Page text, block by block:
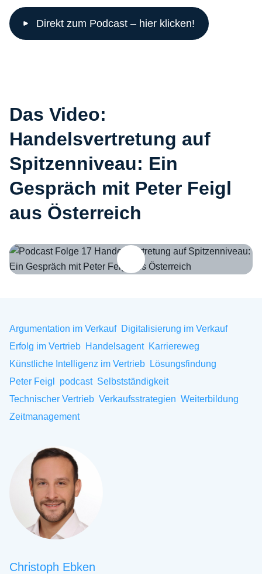
Direkt zum Podcast – hier klicken!
Das Video:
Handelsvertretung auf
Spitzenniveau: Ein
Gespräch mit Peter Feigl
aus Österreich
Argumentation im Verkauf Digitalisierung im Verkauf
Erfolg im Vertrieb Handelsagent Karriereweg
Künstliche Intelligenz im Vertrieb
Lösungsfindung
Peter Feigl
podcast Selbstständigkeit
Technischer Vertrieb Verkaufsstrategien Weiterbildung
Zeitmanagement
Christoph Ebken